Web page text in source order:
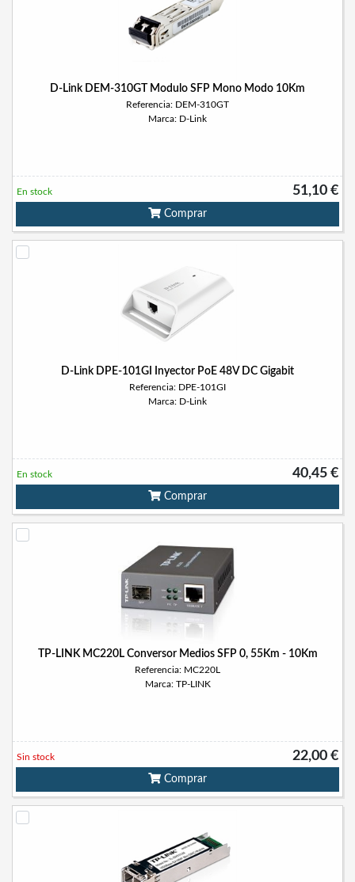
D-Link DEM-310GT Modulo SFP Mono Modo 10Km
Referencia: DEM-310GT
Marca: D-Link
51,10 €
En stock
Comprar
D-Link DPE-101GI Inyector PoE 48V DC Gigabit
Referencia: DPE-101GI
Marca: D-Link
40,45 €
En stock
Comprar
TP-LINK MC220L Conversor Medios SFP 0, 55Km - 10Km
Referencia: MC220L
Marca: TP-LINK
22,00 €
Sin stock
Comprar